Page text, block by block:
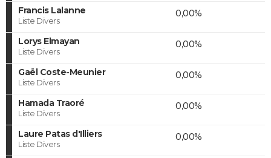
Francis Lalanne
Liste Divers
0,00%
Lorys Elmayan
Liste Divers
0,00%
Gaël Coste-Meunier
Liste Divers
0,00%
Hamada Traoré
Liste Divers
0,00%
Laure Patas d'Illiers
Liste Divers
0,00%